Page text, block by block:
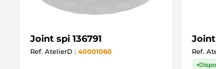
Joint spi 136791
Ref. AtelierD : 40001060
Joint
Ref.